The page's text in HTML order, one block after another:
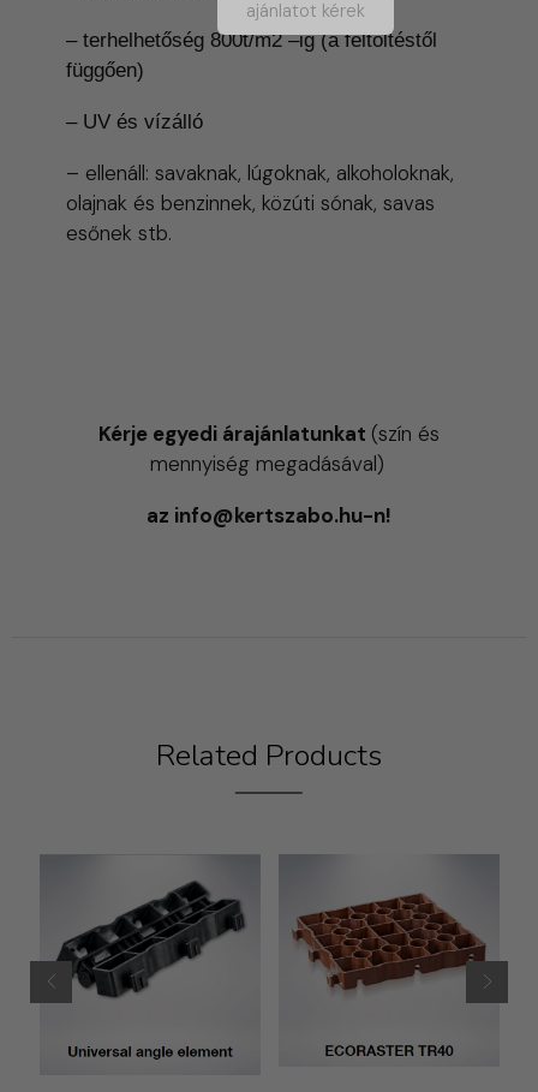
– terhelhetőség 800t/m2 –ig (afeltöltéstől
függően)
– UV és vízálló
– ellenáll: savaknak, lúgoknak, alkoholoknak,
olajnak és benzinnek, közúti sónak, savas
esőnek stb.
Kérje egyedi árajánlatunkat (szín és
mennyiség megadásával)
az info@kertszabo.hu-n!
Related Products
ajánlatot kérek